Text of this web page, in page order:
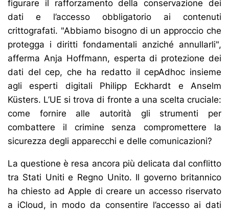
figurare il rafforzamento della conservazione dei
dati e l’accesso obbligatorio ai contenuti
crittografati. "Abbiamo bisogno di un approccio che
protegga i diritti fondamentali anziché annullarli",
afferma Anja Hoffmann, esperta di protezione dei
dati del cep, che ha redatto il cepAdhoc insieme
agli esperti digitali Philipp Eckhardt e Anselm
Küsters. L’UE si trova di fronte a una scelta cruciale:
come fornire alle autorità gli strumenti per
combattere il crimine senza compromettere la
sicurezza degli apparecchi e delle comunicazioni?
La questione è resa ancora più delicata dal conflitto
tra Stati Uniti e Regno Unito. Il governo britannico
ha chiesto ad Apple di creare un accesso riservato
a iCloud, in modo da consentire l’accesso ai dati